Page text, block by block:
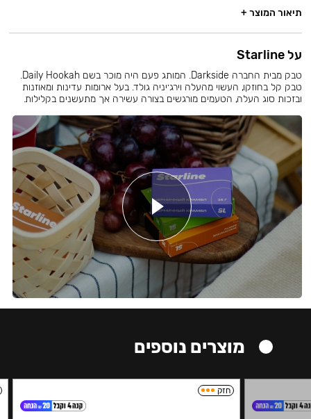
תיאור המוצר +
על Starline
טבק מבית החברה Darkside. המותג פעם היה מוכר בשם Daily Hookah.
טבק קל בחוזקו, העשוי מהעלה וירג׳יניה גולד. בעל ארומות עדינות ומאוזנות
ובזכות סוג העלה, הטעמים מורגשים בצורה עשירה אך מתעשנים בקלילות.
מוצרים נוספים
חזק